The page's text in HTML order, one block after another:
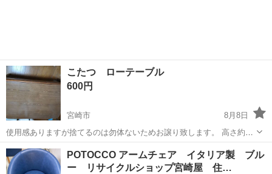
こたつ ローテーブル
600円
宮崎市
8月8日
使用感ありますが捨てるのは勿体ないためお譲り致します。 高さ約
30cm 横105cm 縦75cmです。
宮崎 宮崎市
POTOCCO アームチェア イタリア製 ブル
ー リサイクルショップ宮崎屋 住…